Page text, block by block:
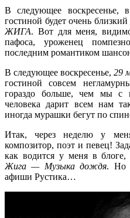
В следующее воскресенье,
гостиной будет очень
ЖИГА. Вот для меня,
пафоса, уроженец
последним романтиком
В следующее воскресенье, 29
гостиной совсем
гораздо больше, чем мы с
человека дарит всем нам
иногда мурашки бегут по
Итак, через неделю у
композитор, поэт и певец!
как водится у меня в
Жига — Музыка дождя. Но
афиши Рустика…